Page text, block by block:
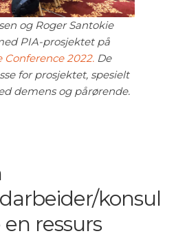
og Roger Santokie
PIA-prosjektet på
2022. De
for prosjektet, spesielt
demens og pårørende.
konsul
ressurs